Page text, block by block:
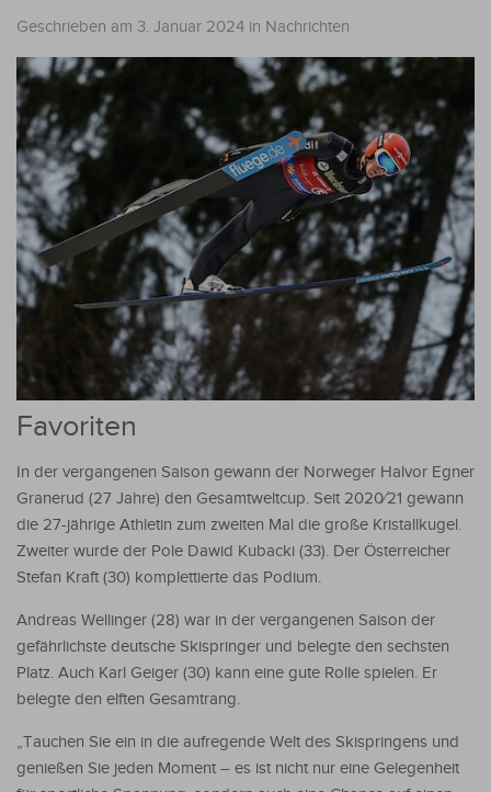
Geschrieben am 3. Januar 2024 in Nachrichten
Favoriten
In der vergangenen Saison gewann der Norweger Halvor Egner
Granerud (27 Jahre) den Gesamtweltcup. Seit 2020⁄21 gewann
die 27-jährige Athletin zum zweiten Mal die große Kristallkugel.
Zweiter wurde der Pole Dawid Kubacki (33). Der Österreicher
Stefan Kraft (30) komplettierte das Podium.
Andreas Wellinger (28) war in der vergangenen Saison der
gefährlichste deutsche Skispringer und belegte den sechsten
Platz. Auch Karl Geiger (30) kann eine gute Rolle spielen. Er
belegte den elften Gesamtrang.
„Tauchen Sie ein in die aufregende Welt des Skispringens und
genießen Sie jeden Moment – ​​es ist nicht nur eine Gelegenheit